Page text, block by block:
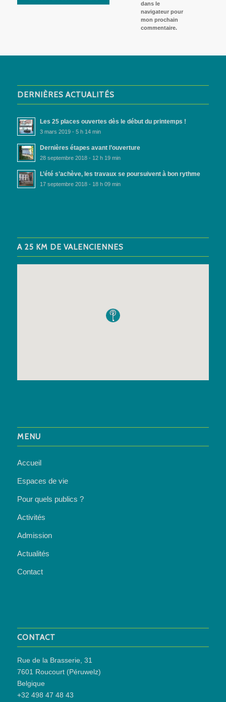
dans le
navigateur pour
mon prochain
commentaire.
DERNIÈRES ACTUALITÉS
Les 25 places ouvertes dès le début du printemps !
3 mars 2019 - 5 h 14 min
Dernières étapes avant l’ouverture
28 septembre 2018 - 12 h 19 min
L’été s’achève, les travaux se poursuivent à bon rythme
17 septembre 2018 - 18 h 09 min
A 25 KM DE VALENCIENNES
MENU
Accueil
Espaces de vie
Pour quels publics ?
Activités
Admission
Actualités
Contact
CONTACT
Rue de la Brasserie, 31
7601 Roucourt (Péruwelz)
Belgique
+32 498 47 48 43